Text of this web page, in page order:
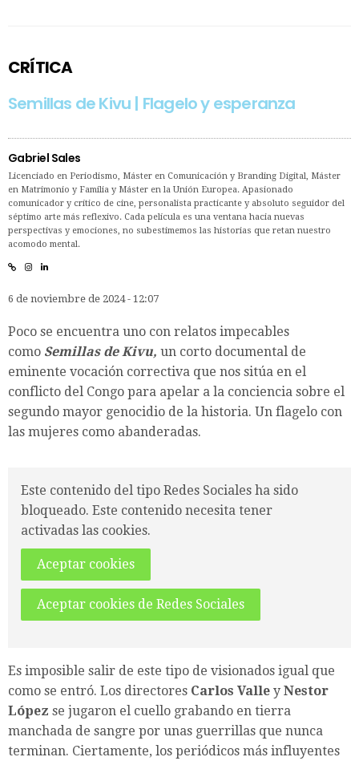
CRÍTICA
Semillas de Kivu | Flagelo y esperanza
Gabriel Sales
Licenciado en Periodismo, Máster en Comunicación y Branding Digital, Máster
en Matrimonio y Familia y Máster en la Unión Europea. Apasionado
comunicador y crítico de cine, personalista practicante y absoluto seguidor del
séptimo arte más reflexivo. Cada película es una ventana hacia nuevas
perspectivas y emociones, no subestimemos las historias que retan nuestro
acomodo mental.
6 de noviembre de 2024 - 12:07
Poco se encuentra uno con relatos impecables
como Semillas de Kivu, un corto documental de
eminente vocación correctiva que nos sitúa en el
conflicto del Congo para apelar a la conciencia sobre el
segundo mayor genocidio de la historia. Un flagelo con
las mujeres como abanderadas.
Este contenido del tipo Redes Sociales ha sido
bloqueado. Este contenido necesita tener
activadas las cookies.
Aceptar cookies
Aceptar cookies de Redes Sociales
Es imposible salir de este tipo de visionados igual que
como se entró. Los directores Carlos Valle y Nestor
López se jugaron el cuello grabando en tierra
manchada de sangre por unas guerrillas que nunca
terminan. Ciertamente, los periódicos más influyentes